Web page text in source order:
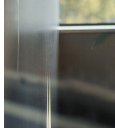
Passwordless.dev et Passkeys
Déverrouillez les fonctions
Explorer davantage
Intégrations
Partenaires